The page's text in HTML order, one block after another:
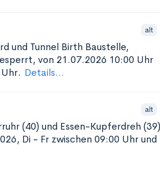
alt
und Tunnel Birth Baustelle,
von 21.07.2026 10:00 Uhr
Details...
alt
(40) und Essen-Kupferdreh (39)
Di - Fr zwischen 09:00 Uhr und